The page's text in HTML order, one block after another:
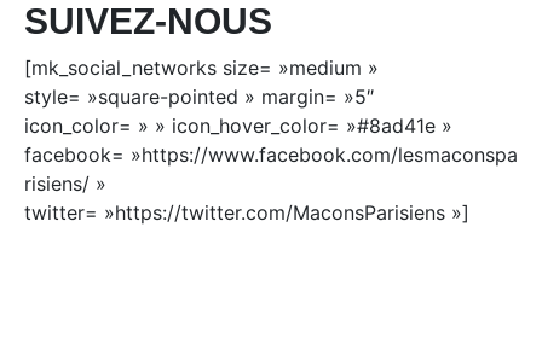
SUIVEZ-NOUS
[mk_social_networks size= »medium »
style= »square-pointed » margin= »5″
icon_color= » » icon_hover_color= »#8ad41e »
facebook= »https://www.facebook.com/lesmaconspa
risiens/ »
twitter= »https://twitter.com/MaconsParisiens »]